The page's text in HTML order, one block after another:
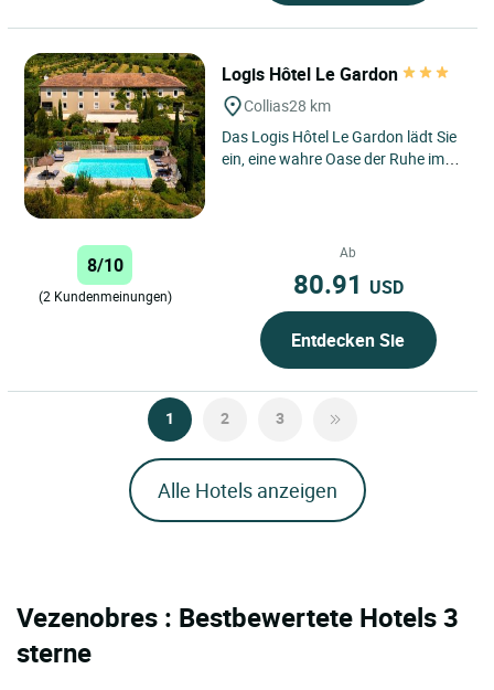
Logis Hôtel Le Gardon
Collias28 km
Das Logis Hôtel Le Gardon lädt Sie
ein, eine wahre Oase der Ruhe im
8/10
(2 Kundenmeinungen)
Ab
80.91 USD
Entdecken Sie
1 2 3
Alle Hotels anzeigen
Vezenobres : Bestbewertete Hotels 3
sterne